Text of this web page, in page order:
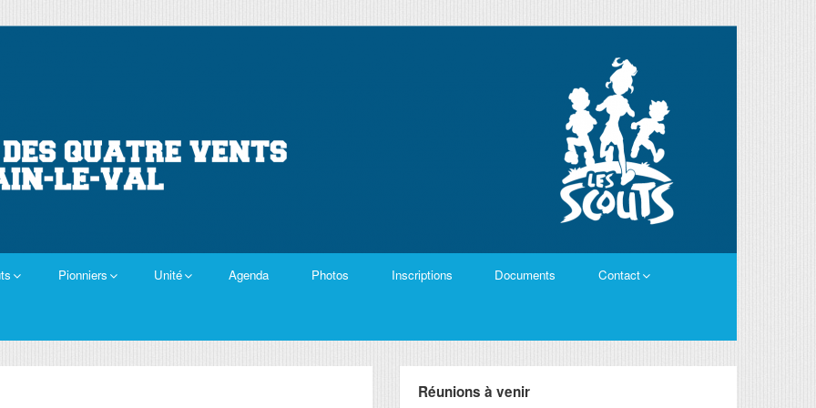
Pionniers Unité Agenda Photos Inscriptions Documents Contact
Réunions à venir